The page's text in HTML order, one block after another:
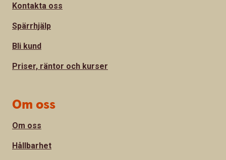
Kontakta oss
Spärrhjälp
Bli kund
Priser, räntor och kurser
Om oss
Om oss
Hållbarhet